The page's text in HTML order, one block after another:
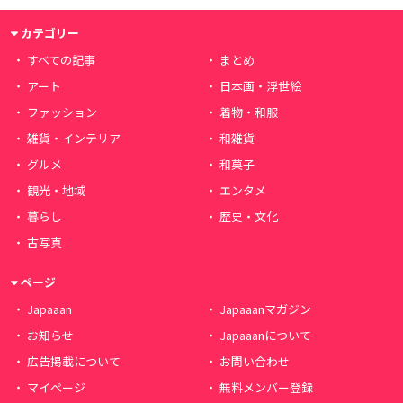
カテゴリー
すべての記事
まとめ
アート
日本画・浮世絵
ファッション
着物・和服
雑貨・インテリア
和雑貨
グルメ
和菓子
観光・地域
エンタメ
暮らし
歴史・文化
古写真
ページ
Japaaan
Japaaanマガジン
お知らせ
Japaaanについて
広告掲載について
お問い合わせ
マイページ
無料メンバー登録